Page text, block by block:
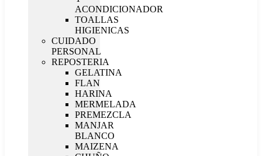
ACONDICIONADOR
TOALLAS
HIGIENICAS
CUIDADO
PERSONAL
REPOSTERIA
GELATINA
FLAN
HARINA
MERMELADA
PREMEZCLA
MANJAR
BLANCO
MAIZENA